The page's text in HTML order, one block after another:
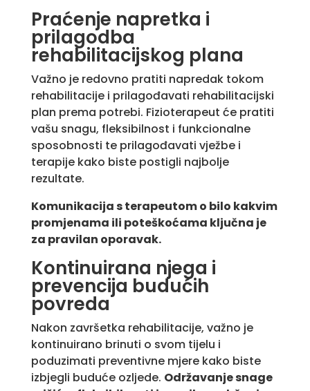
Praćenje napretka i
prilagodba
rehabilitacijskog plana
Važno je redovno pratiti napredak tokom
rehabilitacije i prilagođavati rehabilitacijski
plan prema potrebi. Fizioterapeut će pratiti
vašu snagu, fleksibilnost i funkcionalne
sposobnosti te prilagođavati vježbe i
terapije kako biste postigli najbolje
rezultate.
Komunikacija s terapeutom o bilo kakvim
promjenama ili poteškoćama ključna je
za pravilan oporavak.
Kontinuirana njega i
prevencija budućih
povreda
Nakon završetka rehabilitacije, važno je
kontinuirano brinuti o svom tijelu i
poduzimati preventivne mjere kako biste
izbjegli buduće ozljede. Održavanje snage